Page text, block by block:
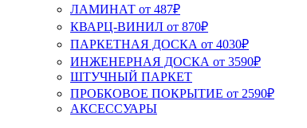
ЛАМИНАТ от 487₽
КВАРЦ-ВИНИЛ от 870₽
ПАРКЕТНАЯ ДОСКА от 4030₽
ИНЖЕНЕРНАЯ ДОСКА от 3590₽
ШТУЧНЫЙ ПАРКЕТ
ПРОБКОВОЕ ПОКРЫТИЕ от 2590₽
АКСЕССУАРЫ